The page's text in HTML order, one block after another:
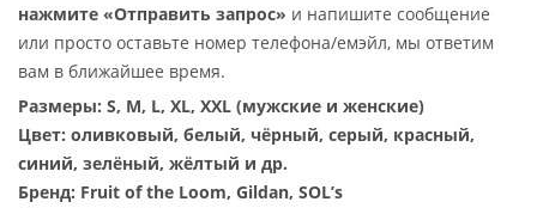
нажмите «Отправить запрос» и напишите сообщение
или просто оставьте номер телефона/емэйл, мы ответим
вам в ближайшее время.
Размеры: S, M, L, XL, XXL (мужские и женские)
Цвет: оливковый, белый, чёрный, серый, красный,
синий, зелёный, жёлтый и др.
Бренд: Fruit of the Loom, Gildan, SOL’s